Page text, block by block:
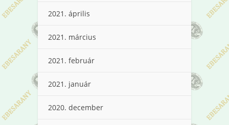
2021. április
2021. március
2021. február
2021. január
2020. december